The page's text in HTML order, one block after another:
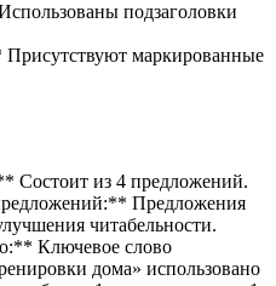
подзаголовки
маркированные
Состоит из 4 предложений.
Предложения
читабельности.
Ключевое слово
дома» использовано